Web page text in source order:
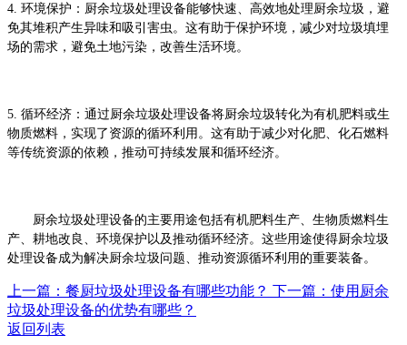
4. 环境保护：厨余垃圾处理设备能够快速、高效地处理厨余垃圾，避
免其堆积产生异味和吸引害虫。这有助于保护环境，减少对垃圾填埋
场的需求，避免土地污染，改善生活环境。
5. 循环经济：通过厨余垃圾处理设备将厨余垃圾转化为有机肥料或生
物质燃料，实现了资源的循环利用。这有助于减少对化肥、化石燃料
等传统资源的依赖，推动可持续发展和循环经济。
厨余垃圾处理设备的主要用途包括有机肥料生产、生物质燃料生
产、耕地改良、环境保护以及推动循环经济。这些用途使得厨余垃圾
处理设备成为解决厨余垃圾问题、推动资源循环利用的重要装备。
上一篇：餐厨垃圾处理设备有哪些功能？ 下一篇：使用厨余
垃圾处理设备的优势有哪些？
返回列表